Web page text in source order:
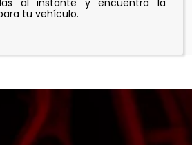
al instante y encuentra la
tu vehículo.